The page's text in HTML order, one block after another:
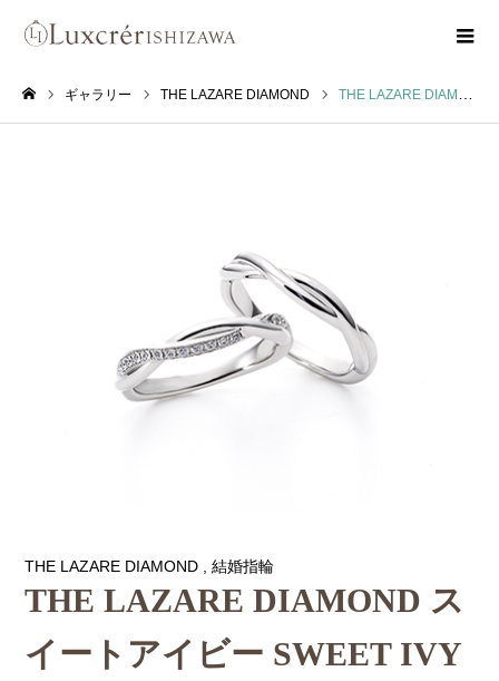
ギャラリー THE LAZARE DIAMOND THE LAZARE DIAMOND スイートアイビー SWEET IVY
THE LAZARE DIAMOND ,結婚指輪
THE LAZARE DIAMOND ス
イートアイビー SWEET IVY